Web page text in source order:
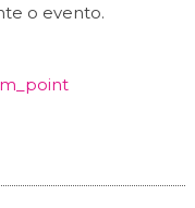
o evento.